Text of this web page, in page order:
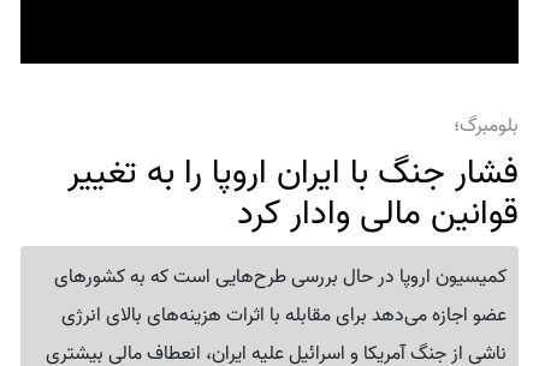
بلومبرگ؛
فشار جنگ با ایران اروپا را به تغییر
قوانین مالی وادار کرد
کمیسیون اروپا در حال بررسی طرح‌هایی است که به کشورهای
عضو اجازه می‌دهد برای مقابله با اثرات هزینه‌های بالای انرژی
ناشی از جنگ آمریکا و اسرائیل علیه ایران، انعطاف مالی بیشتری